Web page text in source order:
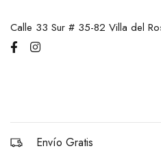
Calle 33 Sur # 35-82 Villa del
Envío Gratis